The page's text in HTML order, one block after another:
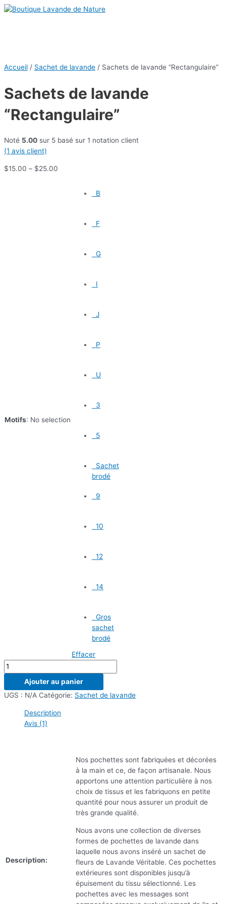
Aller
principal
Accueil / Sachet de lavande / Sachets de lavande “Rectangulaire”
Sachets de lavande
“Rectangulaire”
Noté 5.00 sur 5 basé sur 1 notation client
(1 avis client)
$15.00 – $25.00
Motifs: No selection
B
F
G
I
J
P
U
3
5
Sachet
brodé
9
10
12
14
Gros
sachet
brodé
Effacer
quantité
Ajouter au panier
UGS : N/A Catégorie: Sachet de lavande
Description
Avis (1)
Description:
Nos pochettes sont fabriquées et décorées
à la main et ce, de façon artisanale. Nous
apportons une attention particulière à nos
choix de tissus et les fabriquons en petite
quantité pour nous assurer un produit de
très grande qualité.
Nous avons une collection de diverses
formes de pochettes de lavande dans
laquelle nous avons inséré un sachet de
fleurs de Lavande Véritable. Ces pochettes
extérieures sont disponibles jusqu’à
épuisement du tissu sélectionné. Les
pochettes avec les messages sont